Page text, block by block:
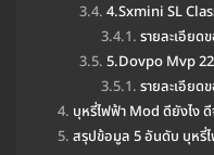
4.Sxmini SL
รายละเอียด
5.Dovpo Mvp
รายละเอีย
บุหรี่ไฟฟ้า Mod ดียังไง ดี
สรุปข้อมูล 5 อันดับ บุหรี่